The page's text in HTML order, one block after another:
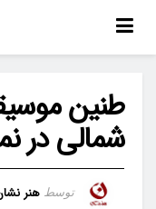
طنین
شمالی در
توسط هنر